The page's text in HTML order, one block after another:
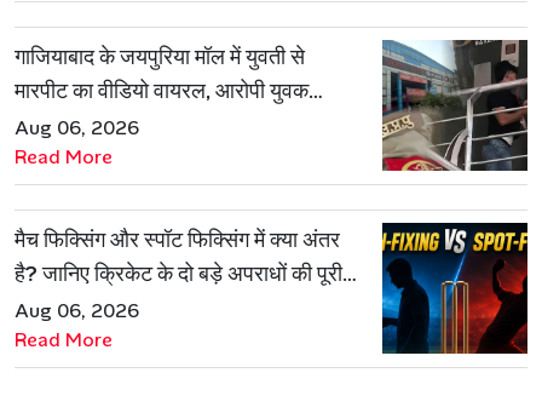
गाजियाबाद के जयपुरिया मॉल में युवती से
मारपीट का वीडियो वायरल, आरोपी युवक
हिरासत में
Aug 06, 2026
Read More
मैच फिक्सिंग और स्पॉट फिक्सिंग में क्या अंतर
है? जानिए क्रिकेट के दो बड़े अपराधों की पूरी
कहानी
Aug 06, 2026
Read More